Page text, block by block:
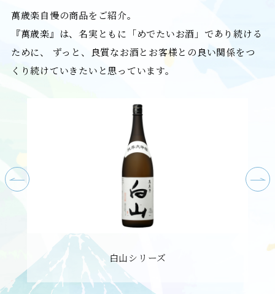
萬歳楽自慢の商品をご紹介。
『萬歳楽』は、名実ともに「めでたいお酒」であり続ける
ために、
ずっと、良質なお酒とお客様との良い関係をつ
くり続けていきたいと思っています。
白山シリーズ